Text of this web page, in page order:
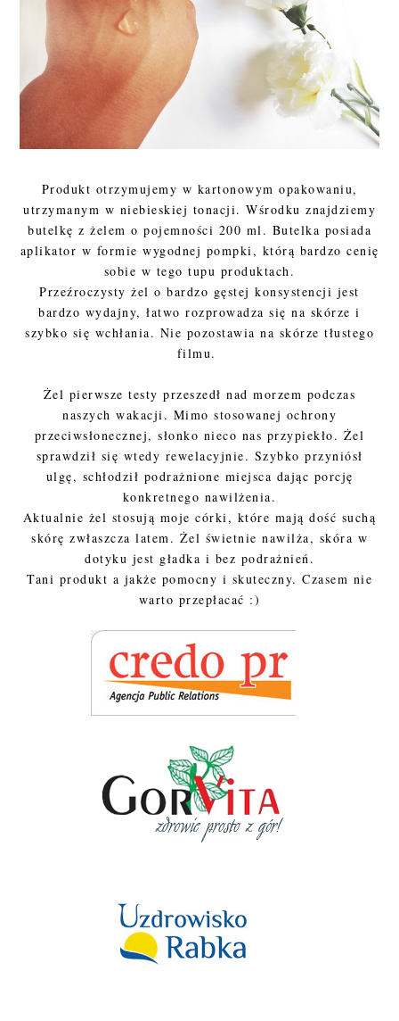
Produkt otrzymujemy w kartonowym opakowaniu,
utrzymanym w niebieskiej tonacji. Wśrodku znajdziemy
butelkę z żelem o pojemności 200 ml. Butelka posiada
aplikator w formie wygodnej pompki, którą bardzo cenię
sobie w tego tupu produktach.
Przeźroczysty żel o bardzo gęstej konsystencji jest
bardzo wydajny, łatwo rozprowadza się na skórze i
szybko się wchłania. Nie pozostawia na skórze tłustego
filmu.
Żel pierwsze testy przeszedł nad morzem podczas
naszych wakacji. Mimo stosowanej ochrony
przeciwsłonecznej, słonko nieco nas przypiekło. Żel
sprawdził się wtedy rewelacyjnie. Szybko przyniósł
ulgę, schłodził podrażnione miejsca dając porcję
konkretnego nawilżenia.
Aktualnie żel stosują moje córki, które mają dość suchą
skórę zwłaszcza latem. Żel świetnie nawilża, skóra w
dotyku jest gładka i bez podrażnień.
Tani produkt a jakże pomocny i skuteczny. Czasem nie
warto przepłacać :)